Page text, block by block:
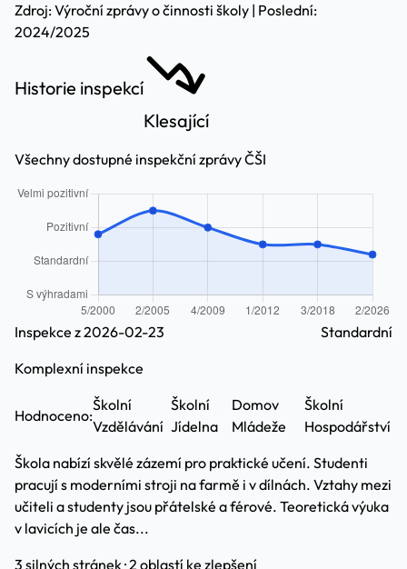
Zdroj: Výroční zprávy o činnosti školy | Poslední:
2024/2025
Historie inspekcí
Klesající
Všechny dostupné inspekční zprávy ČŠI
Inspekce z 2026-02-23
Komplexní inspekce
Standardní
Hodnoceno:
Školní
Vzdělávání
Školní
Jídelna
Domov
Mládeže
Školní
Hospodářství
Škola nabízí skvělé zázemí pro praktické učení. Studenti
pracují s moderními stroji na farmě i v dílnách. Vztahy mezi
učiteli a studenty jsou přátelské a férové. Teoretická výuka
v lavicích je ale čas...
3 silných stránek · 2 oblastí ke zlepšení